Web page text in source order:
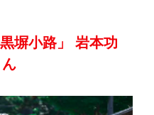
塀小路」 岩本功